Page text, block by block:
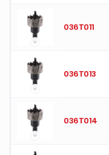
036T011
036T013
036T014